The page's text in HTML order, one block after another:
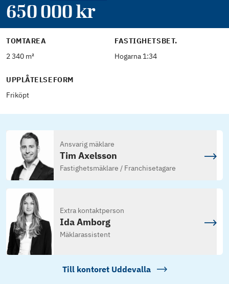
650 000kr
TOMTAREA
2 340 m²
FASTIGHETSBET.
Hogarna 1:34
UPPLÅTELSEFORM
Friköpt
Ansvarig mäklare
Tim Axelsson
Fastighetsmäklare / Franchisetagare
Extra kontaktperson
Ida Amborg
Mäklarassistent
Till kontoret Uddevalla